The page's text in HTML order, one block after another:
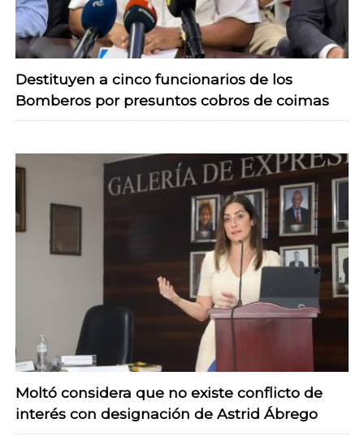
Destituyen a cinco funcionarios de los
Bomberos por presuntos cobros de coimas
Moltó considera que no existe conflicto de
interés con designación de Astrid Ábrego